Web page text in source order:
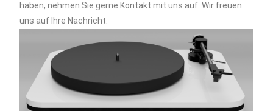
haben, nehmen Sie gerne Kontakt mit uns auf. Wir freuen
uns auf Ihre Nachricht.